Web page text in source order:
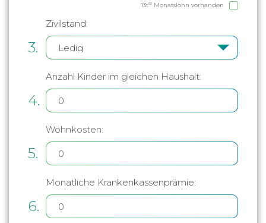
13ter Monatslohn vorhanden
Zivilstand:
3.
Anzahl Kinder im gleichen Haushalt:
4.
Wohnkosten:
5.
Monatliche Krankenkassenprämie:
6.